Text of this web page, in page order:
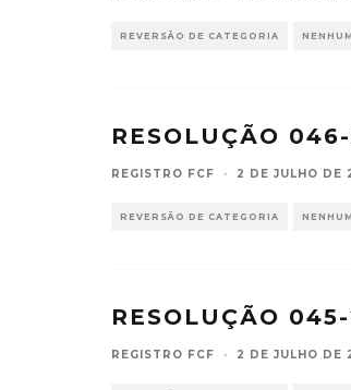
REVERSÃO DE CATEGORIA
RESOLUÇÃO
REGISTRO FCF · 2 DE JULHO DE
REVERSÃO DE CATEGORIA
RESOLUÇÃO
REGISTRO FCF · 2 DE JULHO DE